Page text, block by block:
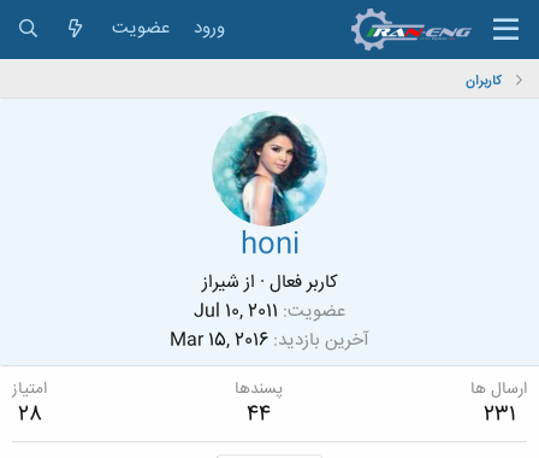
ورود عضویت
کاربران
honi
کاربر فعال · ازشیراز
عضویت Jul 10, 2011
آخرین بازدید Mar 15, 2016
ارسال ها
231
پسندها
44
امتیاز
28